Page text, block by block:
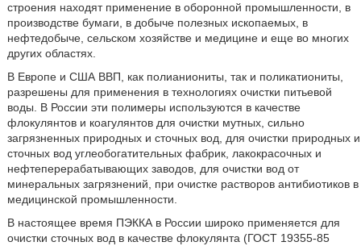
строения находят применение в оборонной промышленности, в
производстве бумаги, в добыче полезных ископаемых, в
нефтедобыче, сельском хозяйстве и медицине и еще во многих
других областях.
В Европе и США ВВП, как полианиониты, так и поликатиониты,
разрешены для применения в технологиях очистки питьевой
воды. В России эти полимеры используются в качестве
флокулянтов и коагулянтов для очистки мутных, сильно
загрязненных природных и сточных вод, для очистки природных и
сточных вод углеобогатительных фабрик, лакокрасочных и
нефтеперерабатывающих заводов, для очистки вод от
минеральных загрязнений, при очистке растворов антибиотиков в
медицинской промышленности.
В настоящее время ПЭККА в России широко применяется для
очистки сточных вод в качестве флокулянта (ГОСТ 19355-85